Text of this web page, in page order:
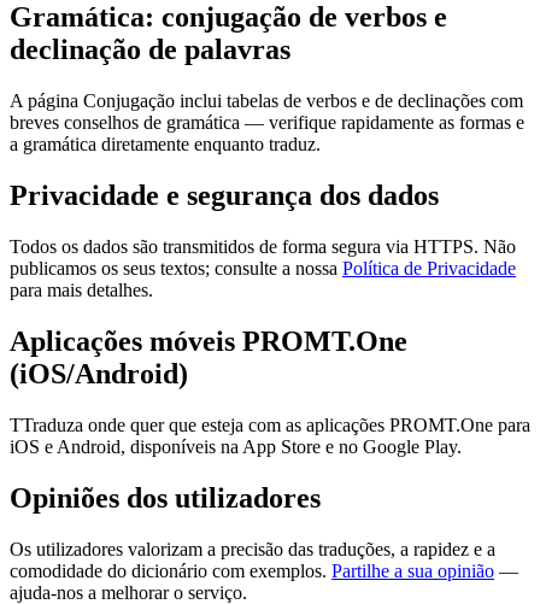
Gramática: conjugação de verbos e
declinação de palavras
A página Conjugação inclui tabelas de verbos e de declinações com
breves conselhos de gramática — verifique rapidamente as formas e
a gramática diretamente enquanto traduz.
Privacidade e segurança dos dados
Todos os dados são transmitidos de forma segura via HTTPS. Não
publicamos os seus textos; consulte a nossa Política de Privacidade
para mais detalhes.
Aplicações móveis PROMT.One
(iOS/Android)
TTraduza onde quer que esteja com as aplicações PROMT.One para
iOS e Android, disponíveis na App Store e no Google Play.
Opiniões dos utilizadores
Os utilizadores valorizam a precisão das traduções, a rapidez e a
comodidade do dicionário com exemplos. Partilhe a sua opinião —
ajuda-nos a melhorar o serviço.